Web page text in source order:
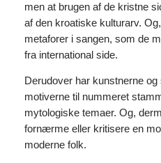
men at brugen af de kristne
af den kroatiske kulturarv.
metaforer i sangen, som de
fra international side.
Derudover har kunstnerne
motiverne til nummeret
mytologiske temaer. Og,
fornærme eller kritisere en
moderne folk.